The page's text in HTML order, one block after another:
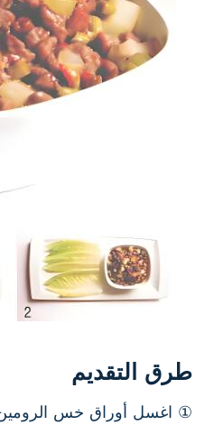
طرق التقديم
① اغسل أوراق خس الرومين